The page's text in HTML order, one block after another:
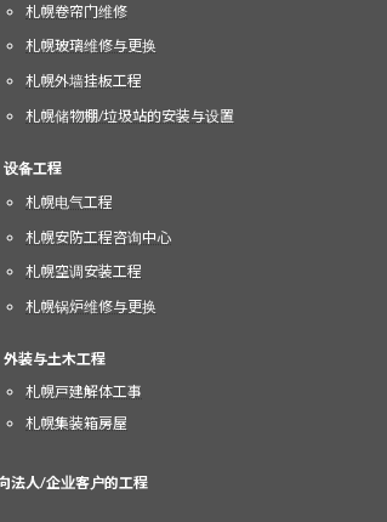
札幌卷帘门维修
札幌玻璃维修与更换
札幌外墙挂板工程
札幌储物棚/垃圾站的安装与设置
设备工程
札幌电气工程
札幌安防工程咨询中心
札幌空调安装工程
札幌锅炉维修与更换
外装与土木工程
札幌戸建解体工事
札幌集装箱房屋
法人/企业客户的工程